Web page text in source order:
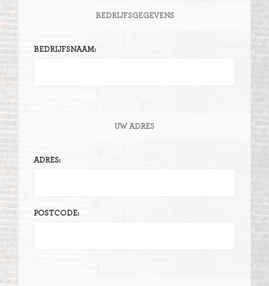
BEDRIJFSGEGEVENS
BEDRIJFSNAAM:
UW ADRES
ADRES:
POSTCODE: